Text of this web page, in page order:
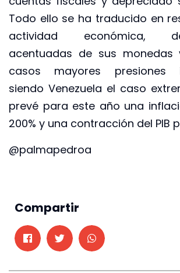
Todo ello se ha traducido en
actividad económica,
acentuadas de sus monedas
casos mayores presiones
siendo Venezuela el caso
prevé para este año una
200% y una contracción del PIB
@palmapedroa
Compartir